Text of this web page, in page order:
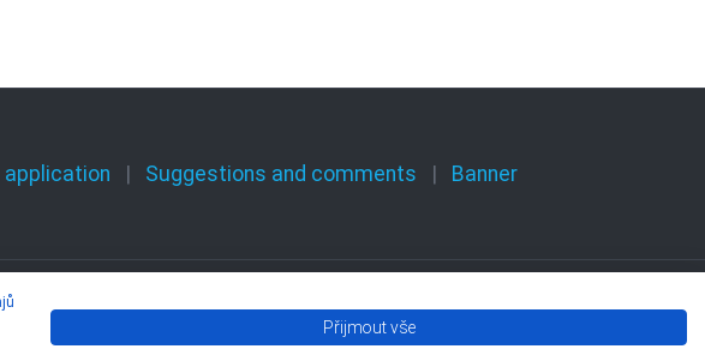
application Suggestions and comments Banner
ruchu Olomouckého kraje
Přijmout vše